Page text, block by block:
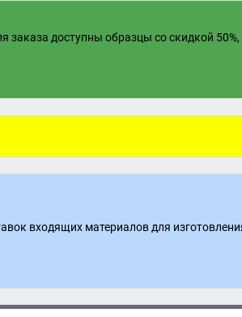
доступны образцы со скидкой
входящих материалов для